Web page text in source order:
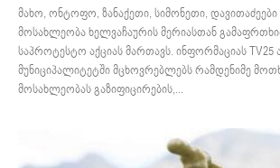
მახო, ონტოფო, ზანაქეთი, სიმონეთი,
მოსახლეობა ხელვაჩაურის მერიასთან
საპროტესტო აქციას მართავს. ინფორმაციას TV25
მუნიციპალიტეტში მცხოვრებლებს რამდენიმე
მოსახლეობას გაზიფიცირების,...